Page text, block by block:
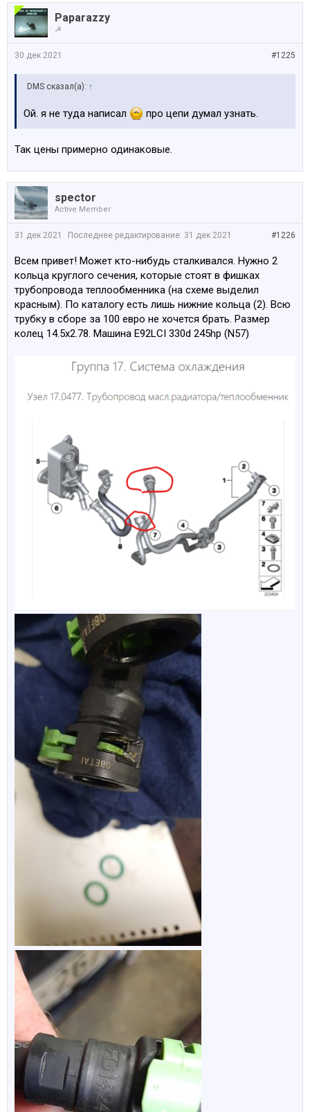
Paparazzy
☭
#1225
30 дек 2021
DMS сказал(а): ↑
Ой. я не туда написал про цепи думал узнать.
Так цены примерно одинаковые.
spector
Active Member
#1226
31 дек 2021 Последнее редактирование: 31 дек 2021
Всем привет! Может кто-нибудь сталкивался. Нужно 2
кольца круглого сечения, которые стоят в фишках
трубопровода теплообменника (на схеме выделил
красным). По каталогу есть лишь нижние кольца (2). Всю
трубку в сборе за 100 евро не хочется брать. Размер
колец 14.5х2.78. Машина E92LCI 330d 245hp (N57)